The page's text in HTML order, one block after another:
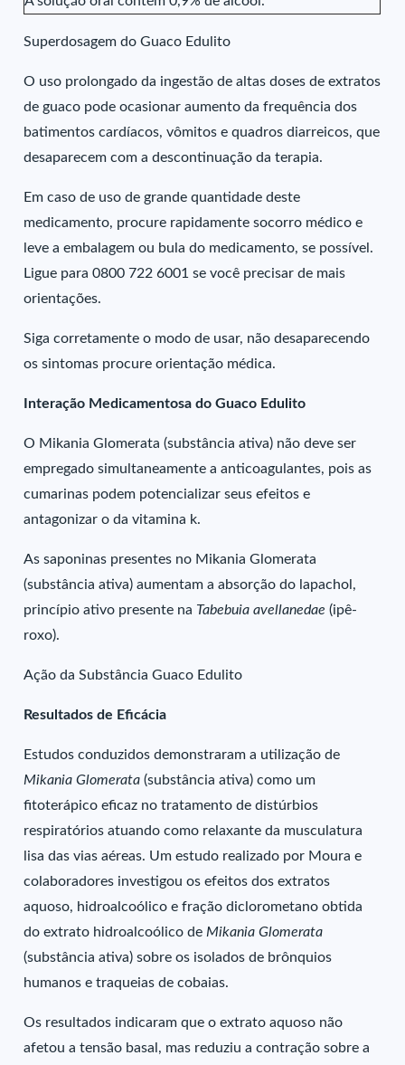
Superdosagem do Guaco Edulito
O uso prolongado da ingestão de altas doses de extratos
de guaco pode ocasionar aumento da frequência dos
batimentos cardíacos, vômitos e quadros diarreicos, que
desaparecem com a descontinuação da terapia.
Em caso de uso de grande quantidade deste
medicamento, procure rapidamente socorro médico e
leve a embalagem ou bula do medicamento, se possível.
Ligue para 0800 722 6001 se você precisar de mais
orientações.
Siga corretamente o modo de usar, não desaparecendo
os sintomas procure orientação médica.
Interação Medicamentosa do Guaco Edulito
O Mikania Glomerata (substância ativa) não deve ser
empregado simultaneamente a anticoagulantes, pois as
cumarinas podem potencializar seus efeitos e
antagonizar o da vitamina k.
As saponinas presentes no Mikania Glomerata
(substância ativa) aumentam a absorção do lapachol,
princípio ativo presente na Tabebuia avellanedae (ipê-
roxo).
Ação da Substância Guaco Edulito
Resultados de Eficácia
Estudos conduzidos demonstraram a utilização de
Mikania Glomerata(substância ativa) como um
fitoterápico eficaz no tratamento de distúrbios
respiratórios atuando como relaxante da musculatura
lisa das vias aéreas. Um estudo realizado por Moura e
colaboradores investigou os efeitos dos extratos
aquoso, hidroalcoólico e fração diclorometano obtida
do extrato hidroalcoólico de Mikania Glomerata
(substância ativa) sobre os isolados de brônquios
humanos e traqueias de cobaias.
Os resultados indicaram que o extrato aquoso não
afetou a tensão basal, mas reduziu a contração sobre a